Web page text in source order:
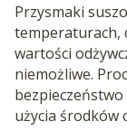
Przysmaki
temperaturach,
wartości
niemożliwe.
użycia środków